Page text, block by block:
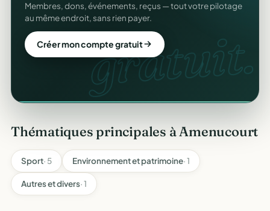
gratuit.
Membres, dons, événements, reçus — tout votre pilotage
au même endroit, sans rien payer.
Créer mon compte gratuit
Campagnes, paiement sécurisé, reçu fiscal instantané
pour chaque donateur. 100 % gratuit.
Lancer ma collecte
Thématiques principales à Amenucourt
Sport· 5 Environnement et patrimoine· 1
Autres et divers· 1